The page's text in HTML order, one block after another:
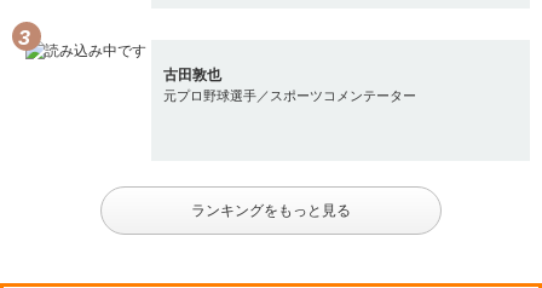
古田敦也
元プロ野球選手／スポーツコメンテーター
ランキングをもっと見る